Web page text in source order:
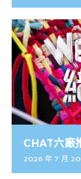
CHAT六廠
2026 年 7 月 20